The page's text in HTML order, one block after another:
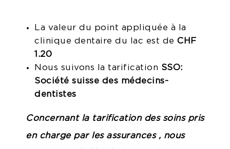
La valeur du point appliquée à la
clinique dentaire du lac est de CHF
1.20
Nous suivons la tarification SSO:
Société suisse des médecins-
dentistes
Concernant la tarification des soins pris
en charge par les assurances , nous